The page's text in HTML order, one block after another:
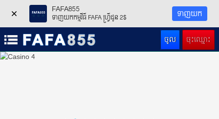
FAFA855
ទាញយកកម្មវីធី FAFA ហ្វ្រីជូន 2$ ទាញយក
ចូល ចុះឈ្មោះ